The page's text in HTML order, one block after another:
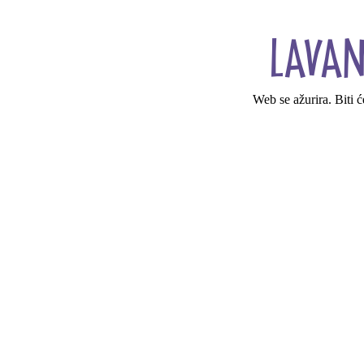
Web se ažurira. Biti